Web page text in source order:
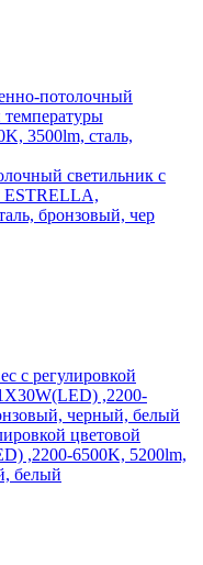
светильник с
ESTRELLA,
бронзовый, чер
цветовой
,2200-6500K, 5200lm,
белый